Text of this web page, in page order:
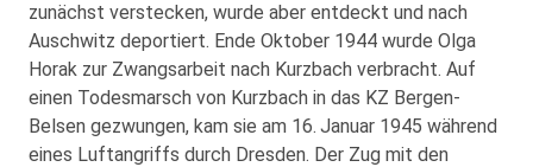
zunächst verstecken, wurde aber entdeckt und nach
Auschwitz deportiert. Ende Oktober 1944 wurde Olga
Horak zur Zwangsarbeit nach Kurzbach verbracht. Auf
einen Todesmarsch von Kurzbach in das KZ Bergen-
Belsen gezwungen, kam sie am 16. Januar 1945 während
eines Luftangriffs durch Dresden. Der Zug mit den